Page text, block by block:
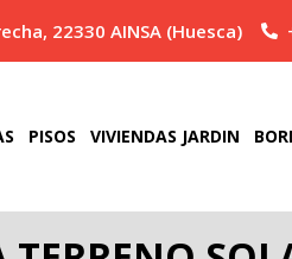
22330 AINSA (Huesca)
PISOS VIVIENDAS JARDIN